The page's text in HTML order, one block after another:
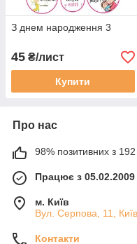
З днем народження 3
45 ₴/лист
Купити
Про нас
98% позитивних з 192
Працює з 05.02.2009
м. Київ
Вул. Серпова, 11,
Контакти